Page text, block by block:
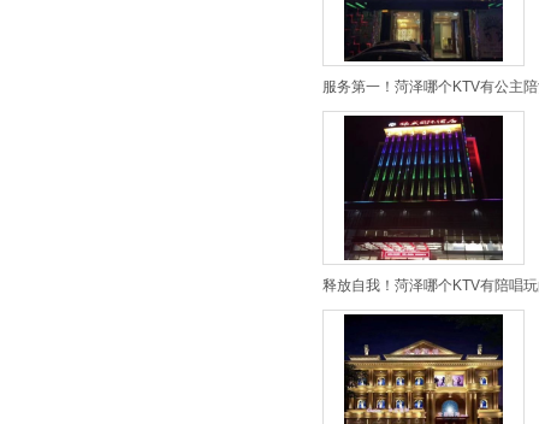
服务第一！菏泽哪个KTV有公主
释放自我！菏泽哪个KTV有陪唱